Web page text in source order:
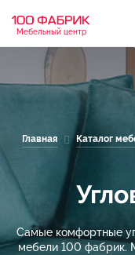
Мебельный центр
Главная Каталог
Самые комфортные
мебели 100 фабрик.